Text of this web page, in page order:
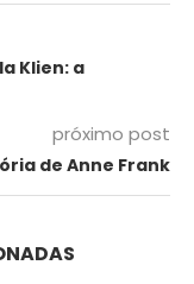
Klien: a
próximo post
de Anne Frank